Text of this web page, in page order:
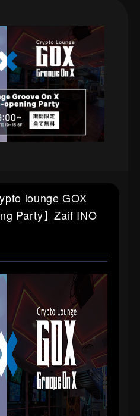
lounge GOX
Party】Zaif INO